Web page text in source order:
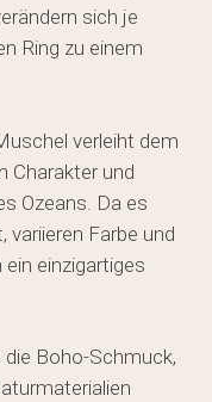
sich je
Ring zu einem
verleiht dem
Charakter und
Ozeans. Da es
variieren Farbe und
einzigartiges
die Boho-Schmuck,